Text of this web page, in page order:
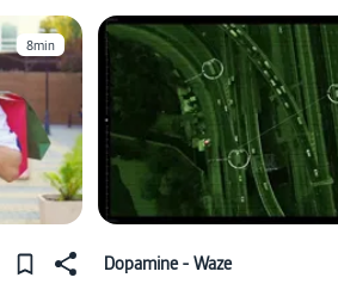
8min
Dopamine - Waze